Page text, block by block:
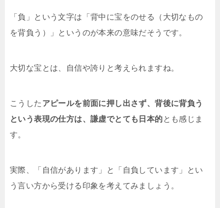
「負」という文字は「背中に宝をのせる（大切なもの
を背負う）」というのが本来の意味だそうです。
大切な宝とは、自信や誇りと考えられますね。
こうした アピールを前面に押し出さず、背後に背負う
という表現の仕方は、謙虚でとても日本的とも感じま
す。
実際、「自信があります」と「自負しています」とい
う言い方から受ける印象を考えてみましょう。